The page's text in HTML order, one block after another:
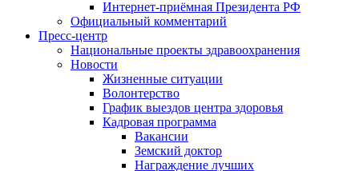
Интернет-приёмная Президента РФ
Официальный комментарий
Пресс-центр
Национальные проекты здравоохранения
Новости
Жизненные ситуации
Волонтерство
График выездов центра здоровья
Кадровая программа
Вакансии
Земский доктор
Награждение лучших